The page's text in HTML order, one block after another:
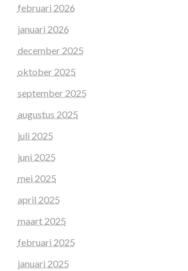
februari 2026
januari 2026
december 2025
oktober 2025
september 2025
augustus 2025
juli 2025
juni 2025
mei 2025
april 2025
maart 2025
februari 2025
januari 2025